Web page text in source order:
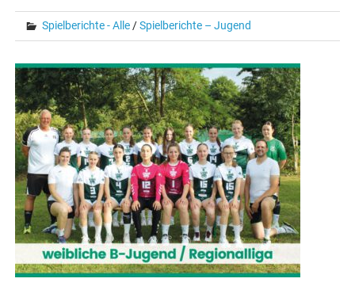
Spielberichte - Alle /Spielberichte – Jugend